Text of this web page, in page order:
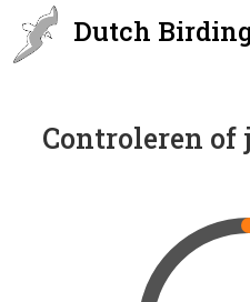
Dutch
Controleren of